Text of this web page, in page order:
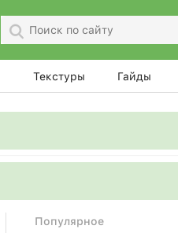
Текстуры Гайды
Популярное